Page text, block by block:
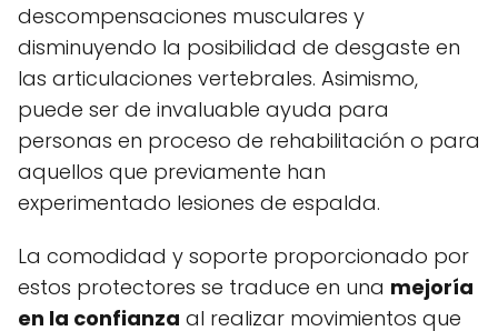
descompensaciones musculares y
disminuyendo la posibilidad de desgaste en
las articulaciones vertebrales. Asimismo,
puede ser de invaluable ayuda para
personas en proceso de rehabilitación o para
aquellos que previamente han
experimentado lesiones de espalda.
La comodidad y soporte proporcionado por
estos protectores se traduce en una mejoría
en la confianza al realizar movimientos que